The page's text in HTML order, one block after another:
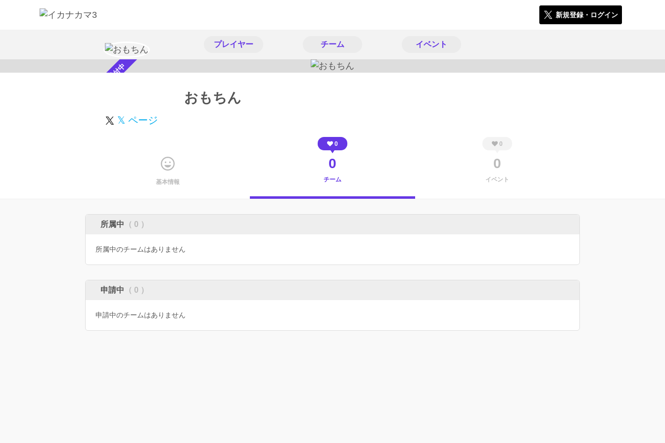
新規登録・ログイン
プレイヤー チーム イベント
スカウト受付中 おもちん
𝕏 ページ
基本情報
0
0
チーム
0
0
イベント
所属中 （ 0 ）
所属中のチームはありません
申請中 （ 0 ）
申請中のチームはありません